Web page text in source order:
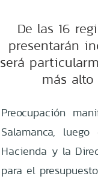
De las 16
presentarán
será
más
Preocupación
Salamanca,
Hacienda y la
para el